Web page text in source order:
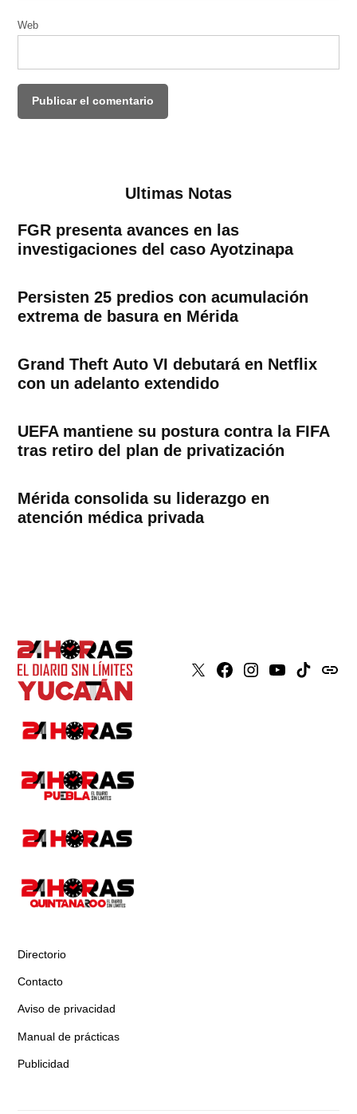
Web
Ultimas Notas
FGR presenta avances en las
investigaciones del caso Ayotzinapa
Persisten 25 predios con acumulación
extrema de basura en Mérida
Grand Theft Auto VI debutará en Netflix
con un adelanto extendido
UEFA mantiene su postura contra la FIFA
tras retiro del plan de privatización
Mérida consolida su liderazgo en
atención médica privada
X Faceboook
Instagram
YoutubeTiktokissuu
Directorio
Contacto
Aviso de privacidad
Manual de prácticas
Publicidad